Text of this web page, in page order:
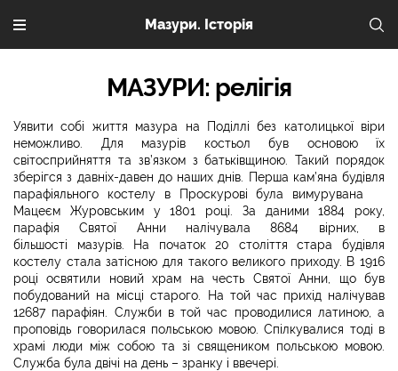
Мазури. Історія
МАЗУРИ: релігія
Уявити собі життя мазура на Поділлі без католицької віри
неможливо. Для мазурів костьол був основою їх
світосприйняття та зв’язком з батьківщиною. Такий порядок
зберігся з давніх-давен до наших днів. Перша кам’яна будівля
парафіяльного костелу в Проскурові була вимурувана
Мацеєм Журовським у 1801 році. За даними 1884 року,
парафія Святої Анни налічувала 8684 вірних, в
більшості мазурів. На початок 20 століття стара будівля
костелу стала затісною для такого великого приходу. В 1916
році освятили новий храм на честь Святої Анни, що був
побудований на місці старого. На той час прихід налічував
12687 парафіян. Служби в той час проводилися латиною, а
проповідь говорилася польською мовою. Спілкувалися тоді в
храмі люди між собою та зі священиком польською мовою.
Служба була двічі на день – зранку і ввечері.